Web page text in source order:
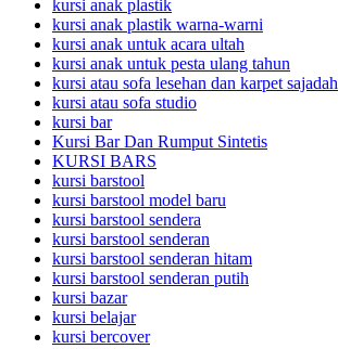
kursi anak plastik
kursi anak plastik warna-warni
kursi anak untuk acara ultah
kursi anak untuk pesta ulang tahun
kursi atau sofa lesehan dan karpet sajadah
kursi atau sofa studio
kursi bar
Kursi Bar Dan Rumput Sintetis
KURSI BARS
kursi barstool
kursi barstool model baru
kursi barstool sendera
kursi barstool senderan
kursi barstool senderan hitam
kursi barstool senderan putih
kursi bazar
kursi belajar
kursi bercover